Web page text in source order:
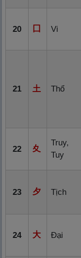
20 囗 Vi
21 土 Thổ
22 夊
Truy,
Tuy
23 夕 Tịch
24 大 Đại